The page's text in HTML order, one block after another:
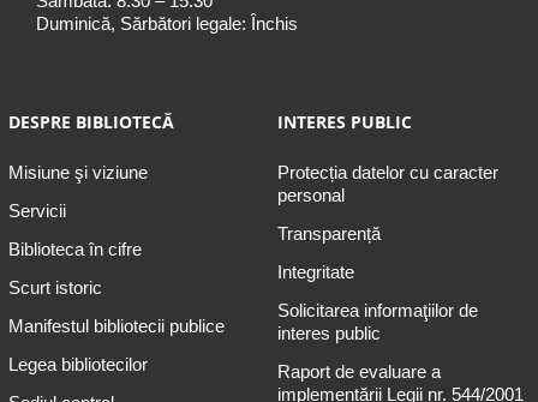
Duminică, Sărbători legale: Închis
DESPRE BIBLIOTECĂ
Misiune şi viziune
Servicii
Biblioteca în cifre
Scurt istoric
Manifestul bibliotecii publice
Legea bibliotecilor
INTERES PUBLIC
Protecția datelor cu caracter
personal
Transparență
Integritate
Solicitarea informaţiilor de
interes public
Raport de evaluare a
implementării Legii nr. 544/2001